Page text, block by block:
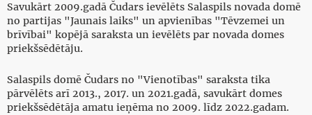
Savukārt 2009.gadā Čudars ievēlēts Salaspils novada domē
no partijas "Jaunais laiks" un apvienības "Tēvzemei un
brīvībai" kopējā saraksta un ievēlēts par novada domes
priekšsēdētāju.
Salaspils domē Čudars no "Vienotības" saraksta tika
pārvēlēts arī 2013., 2017. un 2021.gadā, savukārt domes
priekšsēdētāja amatu ieņēma no 2009. līdz 2022.gadam.